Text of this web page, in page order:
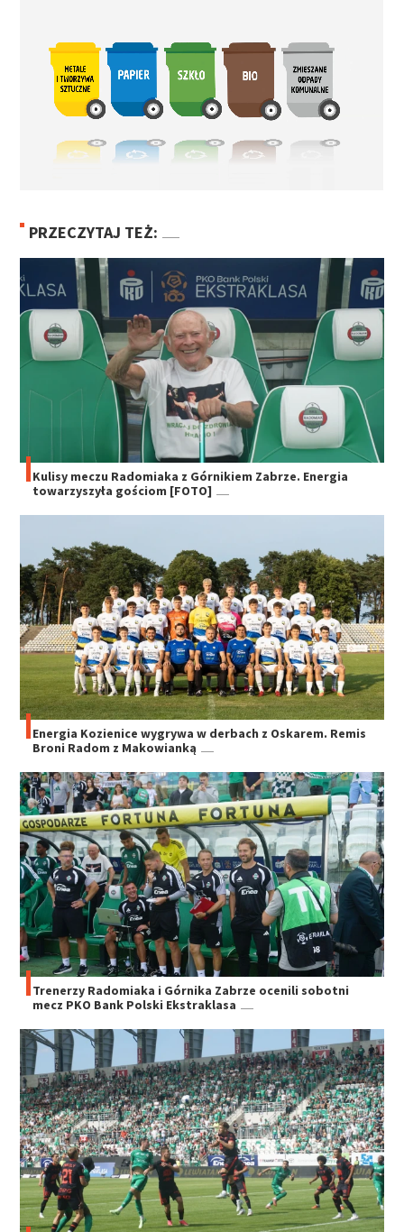
PRZECZYTAJ TEŻ:
Kulisy meczu Radomiaka z Górnikiem Zabrze. Energia
towarzyszyła gościom [FOTO]
Energia Kozienice wygrywa w derbach z Oskarem. Remis
Broni Radom z Makowianką
Trenerzy Radomiaka i Górnika Zabrze ocenili sobotni
mecz PKO Bank Polski Ekstraklasa